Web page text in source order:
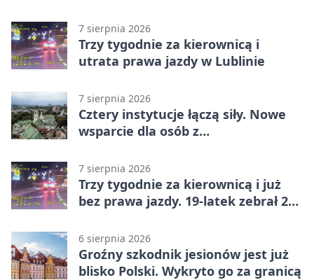
7 sierpnia 2026
Trzy tygodnie za kierownicą i
utrata prawa jazdy w Lublinie
7 sierpnia 2026
Cztery instytucje łączą siły. Nowe
wsparcie dla osób z
7 sierpnia 2026
Trzy tygodnie za kierownicą i już
bez prawa jazdy. 19-latek zebrał 23
6 sierpnia 2026
Groźny szkodnik jesionów jest już
blisko Polski. Wykryto go za granicą